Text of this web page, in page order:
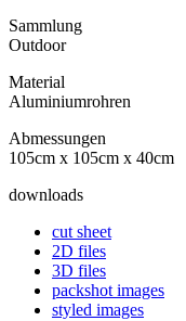
Sammlung
Outdoor
Material
Aluminiumrohren
Abmessungen
105cm x 105cm x 40cm
downloads
cut sheet
2D files
3D files
packshot images
styled images